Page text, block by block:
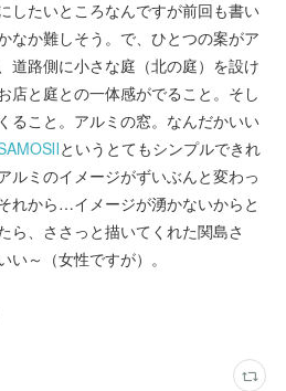
したいところなんですが前回も書い
なか難しそう。で、ひとつの案がア
道路側に小さな庭（北の庭）を設け
店と庭との一体感がでること。そし
ること。アルミの窓。なんだかいい
というとてもシンプルできれ
ルミのイメージがずいぶんと変わっ
れから…イメージが湧かないからと
ら、ささっと描いてくれた関島さ
い～（女性ですが）。